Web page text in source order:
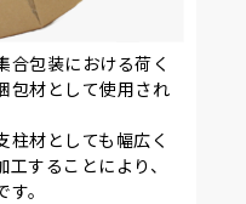
合包装における荷く
包材として使用され
柱材としても幅広く
することにより、
。